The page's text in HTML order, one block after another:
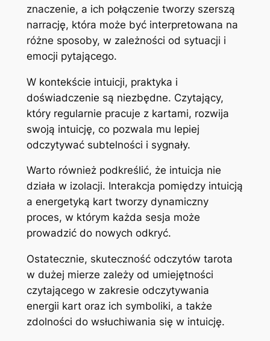
znaczenie, a ich połączenie tworzy szerszą
narrację, która może być interpretowana na
różne sposoby, w zależności od sytuacji i
emocji pytającego.
W kontekście intuicji, praktyka i
doświadczenie są niezbędne. Czytający,
który regularnie pracuje z kartami, rozwija
swoją intuicję, co pozwala mu lepiej
odczytywać subtelności i sygnały.
Warto również podkreślić, że intuicja nie
działa w izolacji. Interakcja pomiędzy intuicją
a energetyką kart tworzy dynamiczny
proces, w którym każda sesja może
prowadzić do nowych odkryć.
Ostatecznie, skuteczność odczytów tarota
w dużej mierze zależy od umiejętności
czytającego w zakresie odczytywania
energii kart oraz ich symboliki, a także
zdolności do wsłuchiwania się w intuicję.